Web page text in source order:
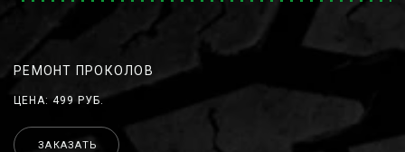
РЕМОНТ ПРОКОЛОВ
ЦЕНА: 499 РУБ.
ЗАКАЗАТЬ